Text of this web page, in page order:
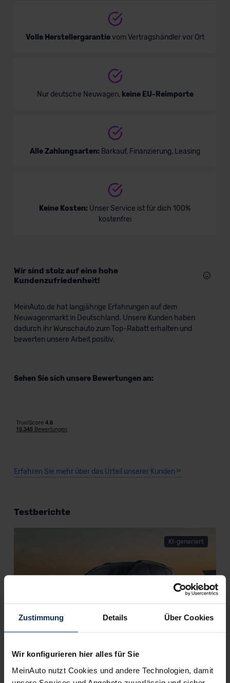
Zustimmung Details Über Cookies
Wir konfigurieren hier alles für Sie
MeinAuto nutzt Cookies und andere Technologien, damit
Volle Herstellergarantievom Vertragshändler vor Ort
Nur deutsche Neuwagen, keine EU-Reimporte
Alle Zahlungsarten: Barkauf, Finanzierung, Leasing
Keine Kosten: Unser Service ist für dich 100%
kostenfrei
Wir sind stolz auf eine hohe
Kundenzufriedenheit!
MeinAuto.de hat langjährige Erfahrungen auf dem
Neuwagenmarkt in Deutschland. Unsere Kunden haben
dadurch ihr Wunschauto zum Top-Rabatt erhalten und
bewerten unsere Arbeit positiv.
Sehen Sie sich unsere Bewertungen an:
Erfahren Sie mehr über das Urteil unserer Kunden
Testberichte
KI-generiert
Cupra Ateca VZ (Test 2023): Adios
pfeilschneller Ateca, willkommen
bildhübscher Terramar?